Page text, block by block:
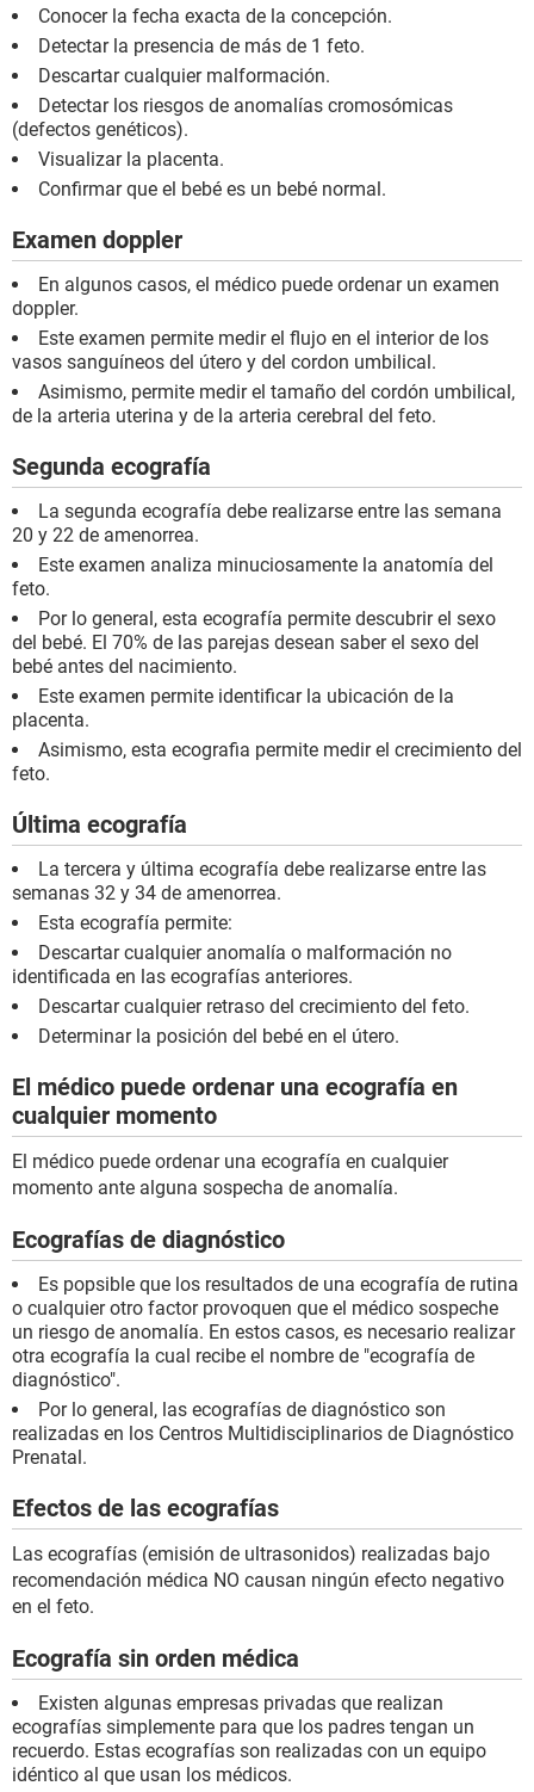
Conocer la fecha exacta de la concepción.
Detectar la presencia de más de 1 feto.
Descartar cualquier malformación.
Detectar los riesgos de anomalías cromosómicas
(defectos genéticos).
Visualizar la placenta.
Confirmar que el bebé es un bebé normal.
Examen doppler
En algunos casos, el médico puede ordenar un examen
doppler.
Este examen permite medir el flujo en el interior de los
vasos sanguíneos del útero y del cordon umbilical.
Asimismo, permite medir el tamaño del cordón umbilical,
de la arteria uterina y de la arteria cerebral del feto.
Segunda ecografía
La segunda ecografía debe realizarse entre las semana
20 y 22 de amenorrea.
Este examen analiza minuciosamente la anatomía del
feto.
Por lo general, esta ecografía permite descubrir el sexo
del bebé. El 70% de las parejas desean saber el sexo del
bebé antes del nacimiento.
Este examen permite identificar la ubicación de la
placenta.
Asimismo, esta ecografia permite medir el crecimiento del
feto.
Última ecografía
La tercera y última ecografía debe realizarse entre las
semanas 32 y 34 de amenorrea.
Esta ecografía permite:
Descartar cualquier anomalía o malformación no
identificada en las ecografías anteriores.
Descartar cualquier retraso del crecimiento del feto.
Determinar la posición del bebé en el útero.
El médico puede ordenar una ecografía en
cualquier momento
El médico puede ordenar una ecografía en cualquier
momento ante alguna sospecha de anomalía.
Ecografías de diagnóstico
Es popsible que los resultados de una ecografía de rutina
o cualquier otro factor provoquen que el médico sospeche
un riesgo de anomalía. En estos casos, es necesario realizar
otra ecografía la cual recibe el nombre de "ecografía de
diagnóstico".
Por lo general, las ecografías de diagnóstico son
realizadas en los Centros Multidisciplinarios de Diagnóstico
Prenatal.
Efectos de las ecografías
Las ecografías (emisión de ultrasonidos) realizadas bajo
recomendación médica NO causan ningún efecto negativo
en el feto.
Ecografía sin orden médica
Existen algunas empresas privadas que realizan
ecografías simplemente para que los padres tengan un
recuerdo. Estas ecografías son realizadas con un equipo
idéntico al que usan los médicos.